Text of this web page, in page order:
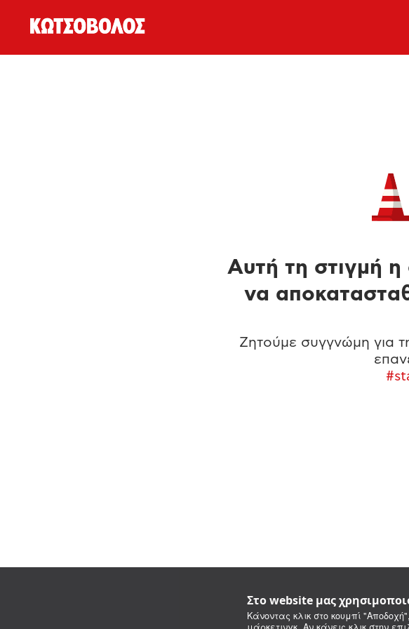
Στο website μας
Κάνοντας κλικ στο κουμπί
Αυτή τη στιγμή
να
Ζητούμε συγγνώμη για